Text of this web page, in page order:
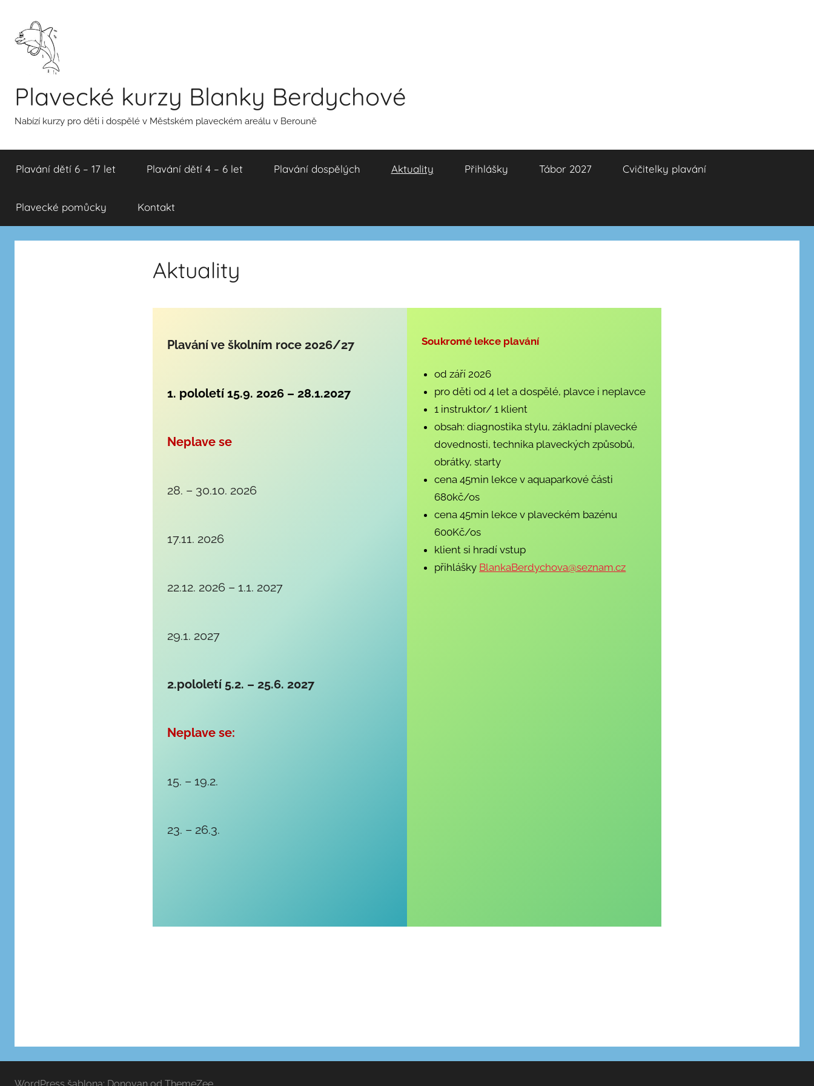
obsahu
Plavecké kurzy Blanky Berdychové
Nabízí kurzy pro děti i dospělé v Městském plaveckém areálu v Berouně
Plavání dětí 6 – 17 let Plavání dětí 4 – 6 let Plavání dospělých Aktuality Přihlášky Tábor 2027 Cvičitelky plavání
Plavecké pomůcky Kontakt
Aktuality
Plavání ve školním roce 2026/27
1. pololetí 15.9. 2026 – 28.1.2027
Neplave se
28. – 30.10. 2026
17.11. 2026
22.12. 2026 – 1.1. 2027
29.1. 2027
2.pololetí 5.2. – 25.6. 2027
Neplave se:
15. – 19.2.
23. – 26.3.
Soukromé lekce plavání
od září 2026
pro děti od 4 let a dospělé, plavce i neplavce
1 instruktor/ 1 klient
obsah: diagnostika stylu, základní plavecké
dovednosti, technika plaveckých způsobů,
obrátky, starty
cena 45min lekce v aquaparkové části
680kč/os
cena 45min lekce v plaveckém bazénu
600Kč/os
klient si hradí vstup
přihlášky BlankaBerdychova@seznam.cz
WordPress šablona: Donovan od ThemeZee.